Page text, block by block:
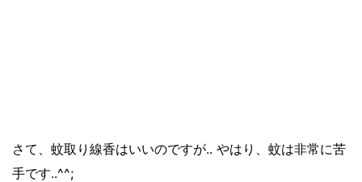
さて、蚊取り線香はいいのですが.. やはり、蚊は非常に苦
手です..^^;